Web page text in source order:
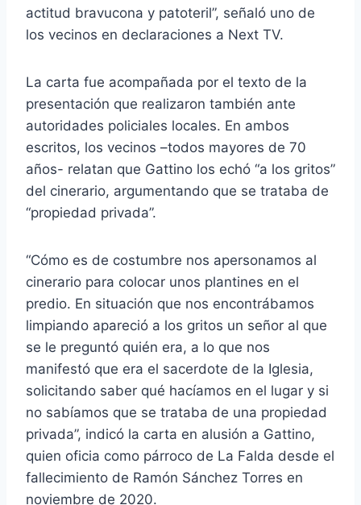
actitud bravucona y patoteril”, señaló uno de
los vecinos en declaraciones a Next TV.
La carta fue acompañada por el texto de la
presentación que realizaron también ante
autoridades policiales locales. En ambos
escritos, los vecinos –todos mayores de 70
años- relatan que Gattino los echó “a los gritos”
del cinerario, argumentando que se trataba de
“propiedad privada”.
“Cómo es de costumbre nos apersonamos al
cinerario para colocar unos plantines en el
predio. En situación que nos encontrábamos
limpiando apareció a los gritos un señor al que
se le preguntó quién era, a lo que nos
manifestó que era el sacerdote de la Iglesia,
solicitando saber qué hacíamos en el lugar y si
no sabíamos que se trataba de una propiedad
privada”, indicó la carta en alusión a Gattino,
quien oficia como párroco de La Falda desde el
fallecimiento de Ramón Sánchez Torres en
noviembre de 2020.